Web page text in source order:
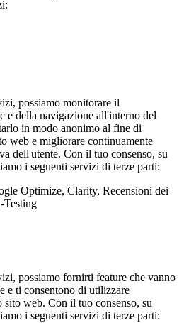
possiamo monitorare il
e della navigazione all'interno del
in modo anonimo al fine di
web e migliorare continuamente
dell'utente. Con il tuo consenso, su
i seguenti servizi di terze parti:
Optimize, Clarity, Recensioni dei
Testing
possiamo fornirti feature che vanno
e ti consentono di utilizzare
sito web. Con il tuo consenso, su
i seguenti servizi di terze parti: